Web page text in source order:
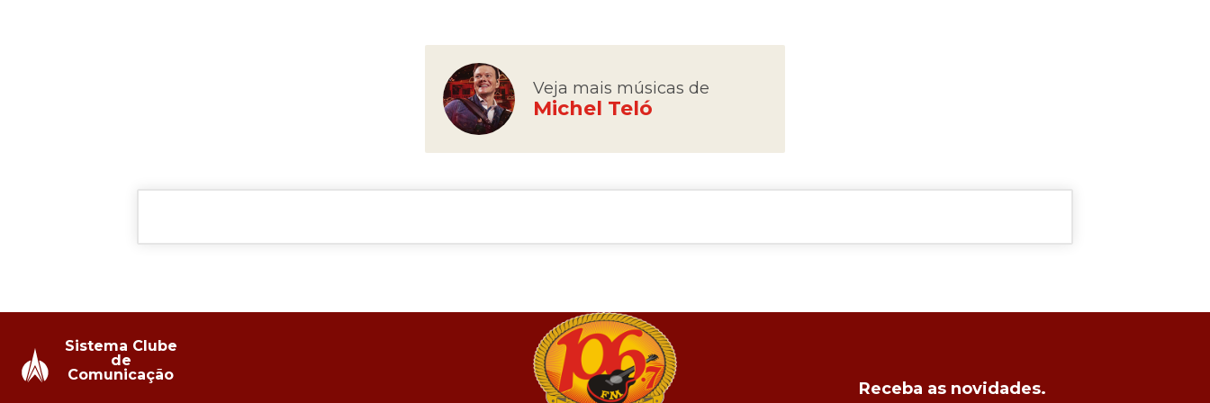
Veja mais músicas de
Michel Teló
Receba as novidades.
Sistema Clube
de
Comunicação